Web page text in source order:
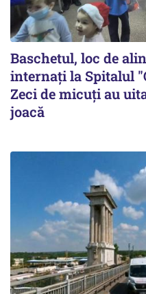
Baschetul, loc de
internați la Spitalul
Zeci de micuți au
joacă